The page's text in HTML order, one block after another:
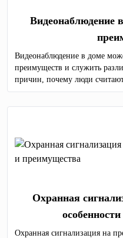
Видеонаблюдение
Видеонаблюдение в доме
преимуществ и служить
причин, почему люди
необходимым, а также
Охранная
Охранная сигнализация на